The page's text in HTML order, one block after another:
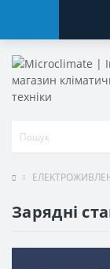
Зарядні